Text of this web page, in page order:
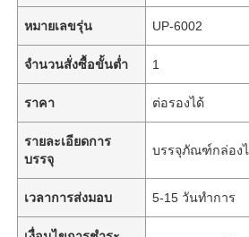
หมายเลขรุ่น UP-6002
จำนวนสั่งซื้อขั้นต่ำ 1
ราคา ต่อรองได้
รายละเอียดการ
บรรจุ
บรรจุภัณฑ์กล่อง
เวลาการส่งมอบ 5-15 วันทำการ